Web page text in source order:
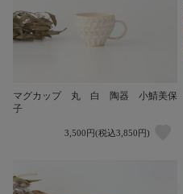
マグカップ 丸 白 陶器 小鯖美保
子
3,500円(税込3,850円)